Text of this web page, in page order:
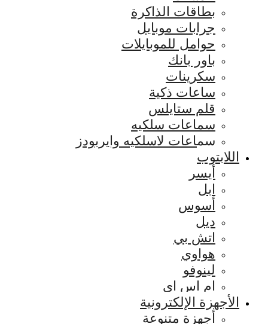
بطاقات الذاكرة
جرابات موبايل
حوامل للموبايلات
باور بانك
سكرينات
ساعات ذكية
قلم ستايلس
سماعات سلكيه
سماعات لاسلكيه وايربودز
اللابتوب
أيسر
ابل
أسوس
ديل
اتش بي
هواوي
لينوفو
ام اس اي
الأجهزة الإلكترونية
أجهزة متنوعة